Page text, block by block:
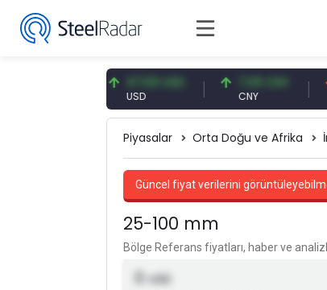
47,59 USD 7,09 CNY
CNY
Piyasalar Orta Doğu ve Afrika
Güncel fiyat verilerini
25-100 mm
Bölge Referans fiyatları, haber ve
0 USD